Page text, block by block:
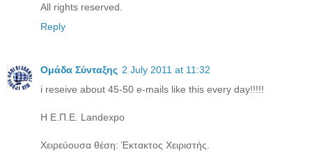
All rights reserved.
Reply
Ομάδα Σύνταξης 2 July 2011 at 11:32
i reseive about 45-50 e-mails like this every day!!!!!
Η Ε.Π.Ε. Landexpo
Χειρεύουσα θέση: Έκτακτος Χειριστής.